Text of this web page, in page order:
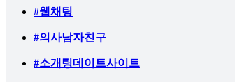
#웹채팅
#의사남자친구
#소개팅데이트사이트